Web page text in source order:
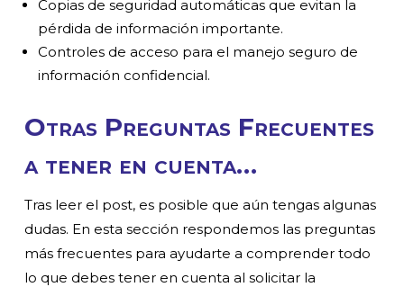
Copias de seguridad automáticas que evitan la
pérdida de información importante.
Controles de acceso para el manejo seguro de
información confidencial.
Otras Preguntas Frecuentes
a tener en cuenta…
Tras leer el post, es posible que aún tengas algunas
dudas. En esta sección respondemos las preguntas
más frecuentes para ayudarte a comprender todo
lo que debes tener en cuenta al solicitar la